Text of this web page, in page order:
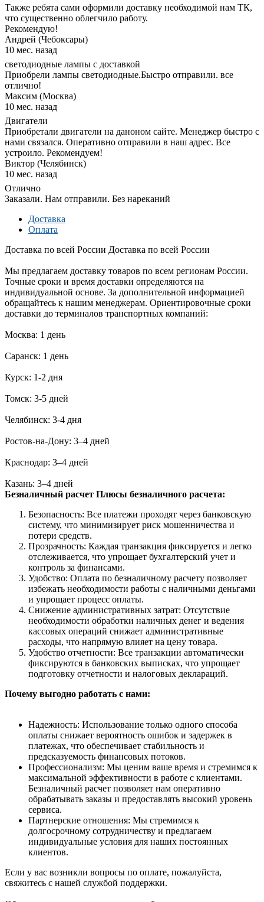
Также ребята сами оформили доставку необходимой нам ТК,
что существенно облегчило работу.
Рекомендую!
Андрей (Чебоксары)
10 мес. назад
светодиодные лампы с доставкой
Приобрели лампы светодиодные.Быстро отправили. все
отлично!
Максим (Москва)
10 мес. назад
Двигатели
Приобретали двигатели на даноном сайте. Менеджер быстро с
нами связался. Оперативно отправили в наш адрес. Все
устроило. Рекомендуем!
Виктор (Челябинск)
10 мес. назад
Отлично
Заказали. Нам отправили. Без нареканий
Доставка
Оплата
Доставка по всей России Доставка по всей России
Мы предлагаем доставку товаров по всем регионам России.
Точные сроки и время доставки определяются на
индивидуальной основе. За дополнительной информацией
обращайтесь к нашим менеджерам. Ориентировочные сроки
доставки до терминалов транспортных компаний:
Москва: 1 день
Саранск: 1 день
Курск: 1-2 дня
Томск: 3-5 дней
Челябинск: 3-4 дня
Ростов-на-Дону: 3–4 дней
Краснодар: 3–4 дней
Казань: 3–4 дней
Безналичный расчет Плюсы безналичного расчета:
Безопасность: Все платежи проходят через банковскую
систему, что минимизирует риск мошенничества и
потери средств.
Прозрачность: Каждая транзакция фиксируется и легко
отслеживается, что упрощает бухгалтерский учет и
контроль за финансами.
Удобство: Оплата по безналичному расчету позволяет
избежать необходимости работы с наличными деньгами
и упрощает процесс оплаты.
Снижение административных затрат: Отсутствие
необходимости обработки наличных денег и ведения
кассовых операций снижает административные
расходы, что напрямую влияет на цену товара.
Удобство отчетности: Все транзакции автоматически
фиксируются в банковских выписках, что упрощает
подготовку отчетности и налоговых деклараций.
Почему выгодно работать с нами:
Надежность: Использование только одного способа
оплаты снижает вероятность ошибок и задержек в
платежах, что обеспечивает стабильность и
предсказуемость финансовых потоков.
Профессионализм: Мы ценим ваше время и стремимся к
максимальной эффективности в работе с клиентами.
Безналичный расчет позволяет нам оперативно
обрабатывать заказы и предоставлять высокий уровень
сервиса.
Партнерские отношения: Мы стремимся к
долгосрочному сотрудничеству и предлагаем
индивидуальные условия для наших постоянных
клиентов.
Если у вас возникли вопросы по оплате, пожалуйста,
свяжитесь с нашей службой поддержки.